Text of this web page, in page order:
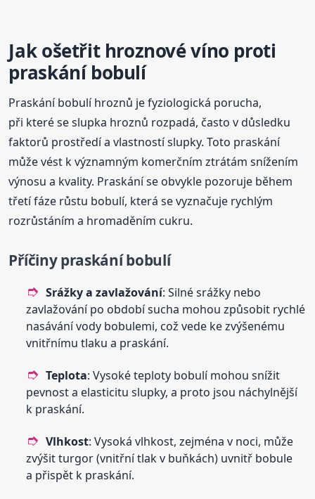
Jak ošetřit hroznové víno proti
praskání bobulí
Praskání bobulí hroznů je fyziologická porucha,
při které se slupka hroznů rozpadá, často v důsledku
faktorů prostředí a vlastností slupky. Toto praskání
může vést k významným komerčním ztrátám snížením
výnosu a kvality. Praskání se obvykle pozoruje během
třetí fáze růstu bobulí, která se vyznačuje rychlým
rozrůstáním a hromaděním cukru.
Příčiny praskání bobulí
Srážky a zavlažování: Silné srážky nebo
zavlažování po období sucha mohou způsobit rychlé
nasávání vody bobulemi, což vede ke zvýšenému
vnitřnímu tlaku a praskání.
Teplota: Vysoké teploty bobulí mohou snížit
pevnost a elasticitu slupky, a proto jsou náchylnější
k praskání.
Vlhkost: Vysoká vlhkost, zejména v noci, může
zvýšit turgor (vnitřní tlak v buňkách) uvnitř bobule
a přispět k praskání.